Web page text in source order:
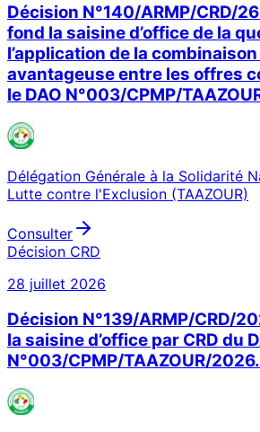
Décision N°140/ARMP/CRD/
fond la saisine d’office de la
l’application de la
avantageuse entre les offres
le DAO N°003/CPMP/
Délégation Générale à la Solidarité
Lutte contre l'Exclusion (TAAZOUR)
Consulter
Décision CRD
28 juillet 2026
Décision N°139/ARMP/CRD/
la saisine d’office par CRD du
N°003/CPMP/TAAZOUR/2026.